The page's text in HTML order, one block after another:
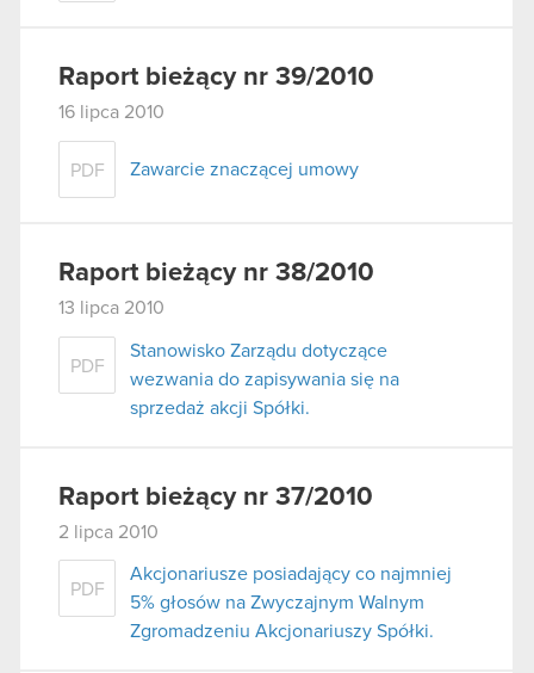
Raport bieżący nr 39/2010
16 lipca 2010
PDF Zawarcie znaczącej umowy
Raport bieżący nr 38/2010
13 lipca 2010
PDF
Stanowisko Zarządu dotyczące
wezwania do zapisywania się na
sprzedaż akcji Spółki.
Raport bieżący nr 37/2010
2 lipca 2010
PDF
Akcjonariusze posiadający co najmniej
5% głosów na Zwyczajnym Walnym
Zgromadzeniu Akcjonariuszy Spółki.